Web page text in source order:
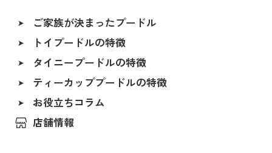
シャンパン
シルバー＆ホワイト
ペールホーン
ブルー
レッド（レッド・フォーン）
アプリコット（オレンジ・フォーン）
ご家族が決まったプードル
ALL
香川県
北海道
福島県
茨城県
トイプードルの特徴
タイニープードルの特徴
ティーカッププードルの特徴
お役立ちコラム
店舗情報